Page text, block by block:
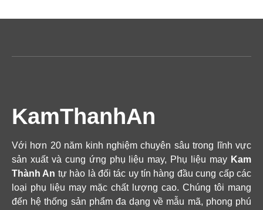
KamThanhAn
Với hơn 20 năm kinh nghiệm chuyên sâu trong lĩnh vực
sản xuất và cung ứng phụ liệu may, Phụ liệu may Kam
Thành An tự hào là đối tác uy tín hàng đầu cung cấp các
loại phụ liệu may mặc chất lượng cao. Chúng tôi mang
đến hệ thống sản phẩm đa dạng về mẫu mã, phong phú